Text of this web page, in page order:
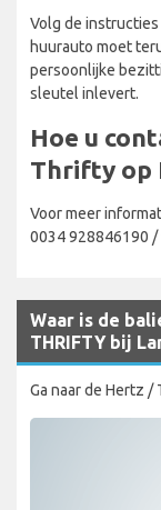
Volg de
huurauto moet
persoonlijke
sleutel inlevert.
Hoe u
Thrifty op
Voor meer
0034 928846190 /
Waar is de
THRIFTY bij
Ga naar de Hertz /